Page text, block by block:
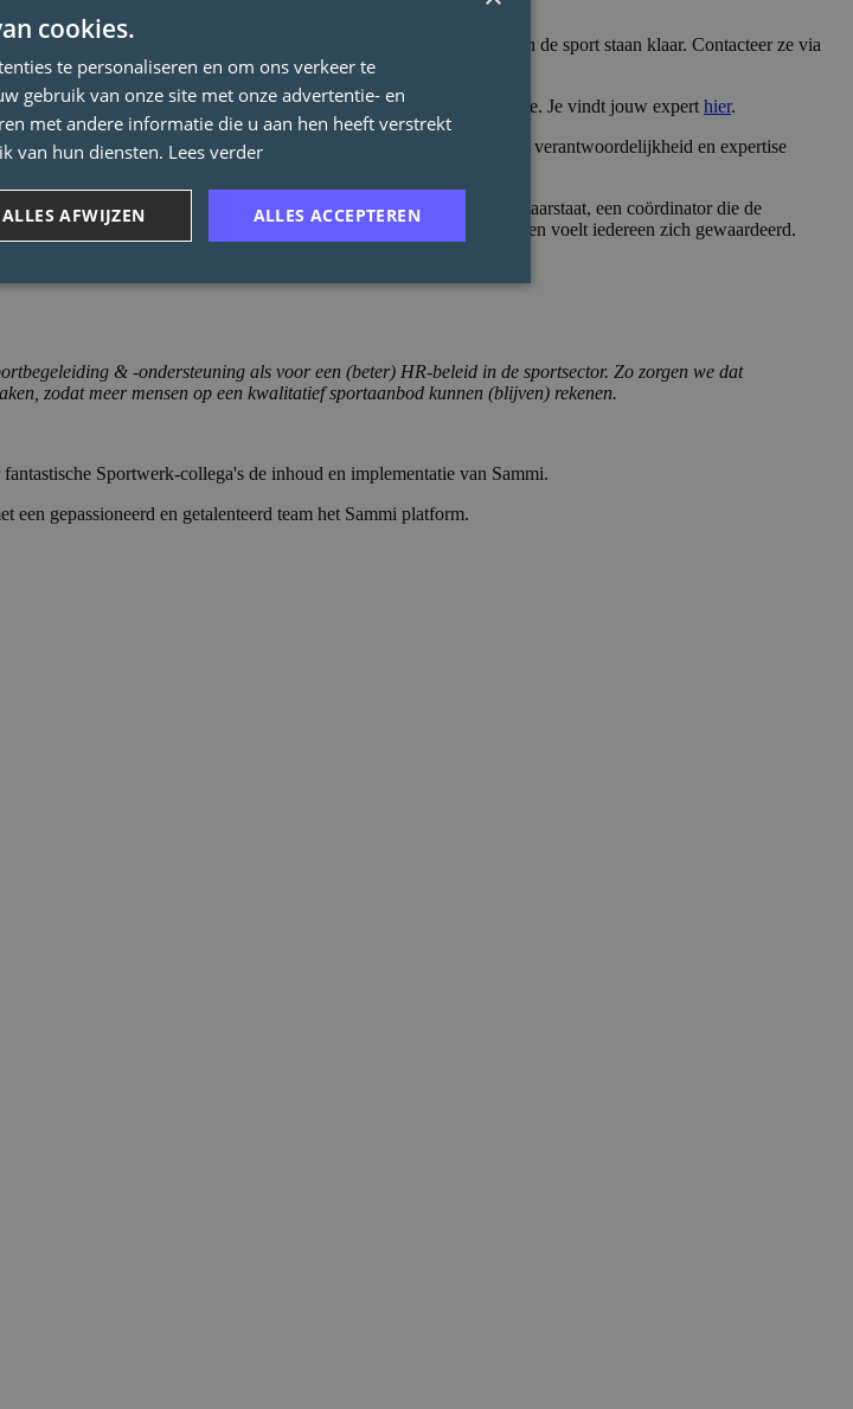
dat traject? De collega’s van het expertisecentrum tewerkstelling in de sport staan klaar. Contacteer ze via
De experten van Sportwerk denken mee en zoeken gericht mee. Je vindt jouw expert hier.
in de sport, maar een gezonde sector vraagt ook mensen die verantwoordelijkheid en expertise
en expertise verdienen erkenning. Een trainer die elke week klaarstaat, een coördinator die de
ook correct verloond worden. Zo houden we het evenwicht gezond en voelt iedereen zich gewaardeerd.
& -ondersteuning als voor een (beter) HR-beleid in de sportsector. Zo zorgen we dat
zodat meer mensen op een kwalitatief sportaanbod kunnen (blijven) rekenen.
Sportwerk-collega's de inhoud en implementatie van Sammi.
een gepassioneerd en getalenteerd team het Sammi platform.
cookies.
te personaliseren en om ons verkeer te
gebruik van onze site met onze advertentie- en
met andere informatie die u aan hen heeft verstrekt
van hun diensten. Lees verder
ALLES ACCEPTEREN
ALLES AFWIJZEN